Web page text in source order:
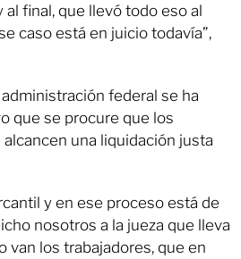
final, que llevó todo eso al
caso está en juicio todavía”,
federal se ha
que se procure que los
una liquidación justa
y en ese proceso está de
nosotros a la jueza que lleva
van los trabajadores, que en